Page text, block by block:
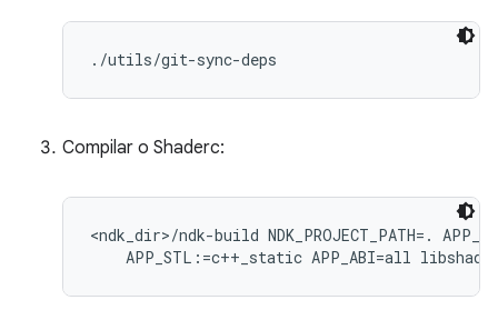
./utils/git-sync-deps
Compilar o Shaderc:
<ndk_dir>/ndk-build NDK_PROJECT_PATH=.